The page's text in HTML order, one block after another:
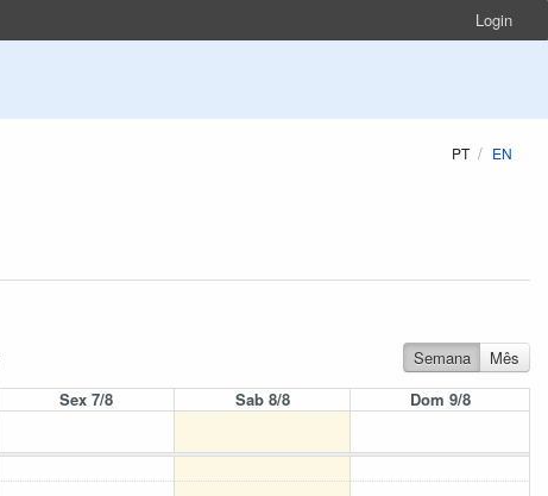
Login
PT EN
Semana
Mês
Sex 7/8 Sab 8/8
Dom 9/8